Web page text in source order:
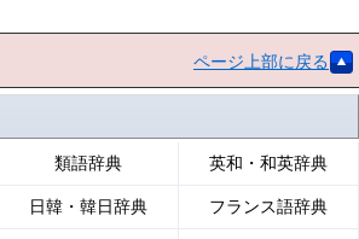
ページ上部に戻る
類語辞典 英和・和英辞典
日韓・韓日辞典 フランス語辞典